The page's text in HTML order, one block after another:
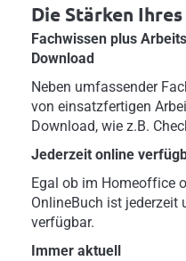
Die Stärken
Fachwissen plus
Download
Neben umfassender
von einsatzfertigen
Download, wie z.B.
Jederzeit online
Egal ob im Homeoffice
OnlineBuch ist jederzeit
verfügbar.
Immer aktuell